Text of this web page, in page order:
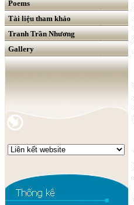
Poems
Tài liệu tham khảo
Tranh Trần Nhương
Gallery